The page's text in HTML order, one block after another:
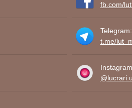
fb.com/
Telegram:
t.me/